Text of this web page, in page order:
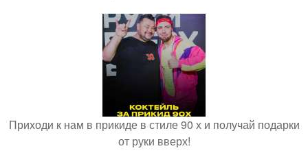
Приходи к нам в прикиде в стиле 90 х и получай подарки
от руки вверх!